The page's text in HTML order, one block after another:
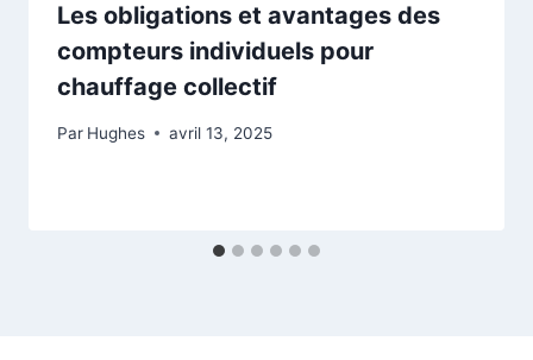
Les obligations et avantages des
compteurs individuels pour
chauffage collectif
Par Hughes avril 13, 2025